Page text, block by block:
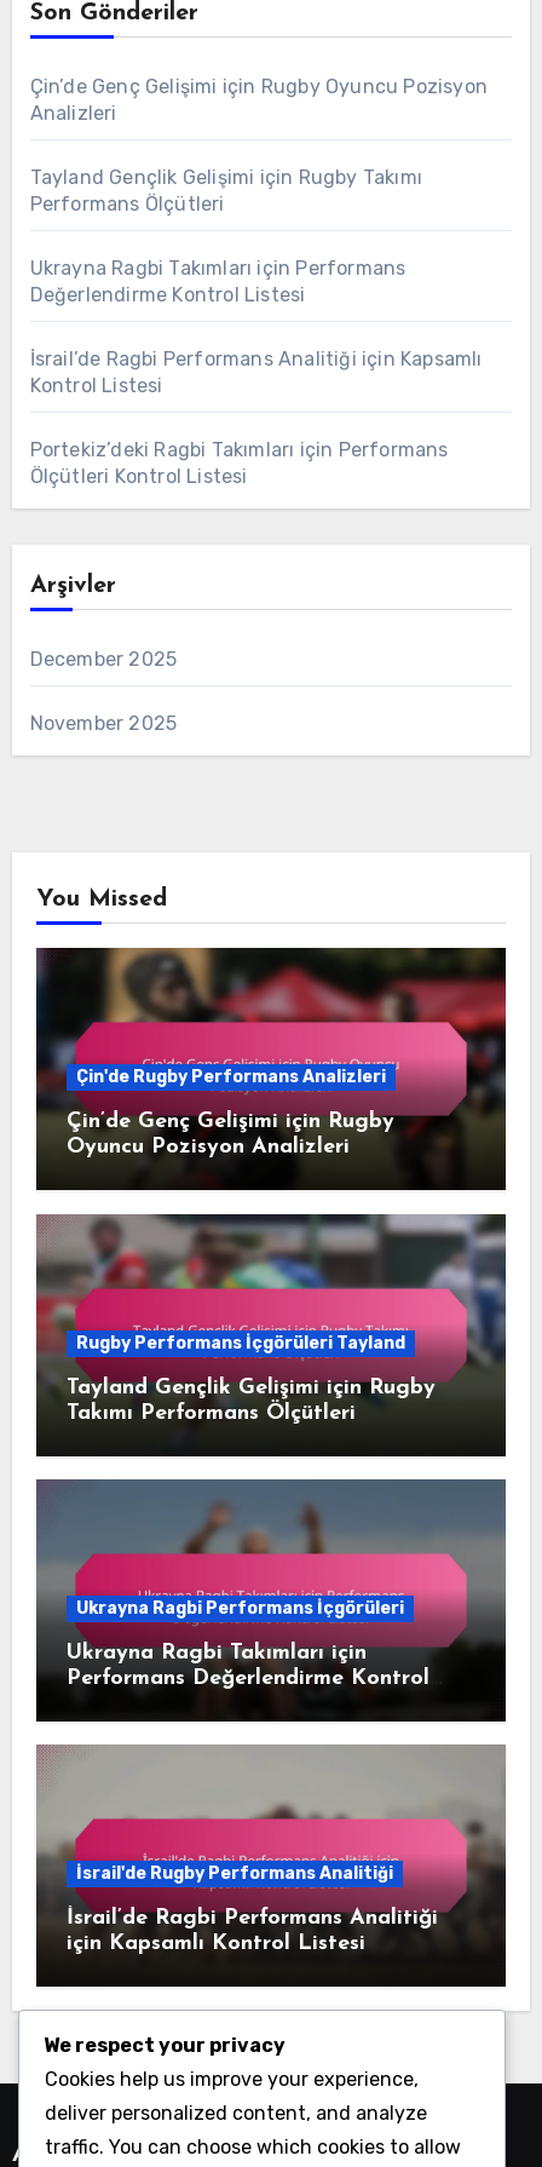
Son Gönderiler
Çin’de Genç Gelişimi için Rugby Oyuncu Pozisyon
Analizleri
Tayland Gençlik Gelişimi için Rugby Takımı
Performans Ölçütleri
Ukrayna Ragbi Takımları için Performans
Değerlendirme Kontrol Listesi
İsrail’de Ragbi Performans Analitiği için Kapsamlı
Kontrol Listesi
Portekiz’deki Ragbi Takımları için Performans
Ölçütleri Kontrol Listesi
Arşivler
December 2025
November 2025
You Missed
Çin'de Rugby Performans Analizleri
Çin’de Genç Gelişimi için Rugby
Oyuncu Pozisyon Analizleri
Rugby Performans İçgörüleri Tayland
Tayland Gençlik Gelişimi için Rugby
Takımı Performans Ölçütleri
Ukrayna Ragbi Performans İçgörüleri
Ukrayna Ragbi Takımları için
Performans Değerlendirme Kontrol
İsrail'de Rugby Performans Analitiği
İsrail’de Ragbi Performans Analitiği
için Kapsamlı Kontrol Listesi
Ara
We respect your privacy
Cookies help us improve your experience,
deliver personalized content, and analyze
traffic. You can choose which cookies to allow